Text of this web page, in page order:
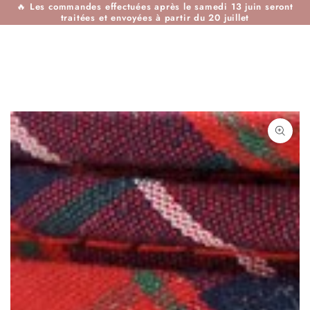
IGNORER LE
CONTENU
🔥 Les commandes effectuées après le samedi 13 juin seront
traitées et envoyées à partir du 20 juillet
IGNORER LES
INFORMATIONS SUR
LE PRODUIT